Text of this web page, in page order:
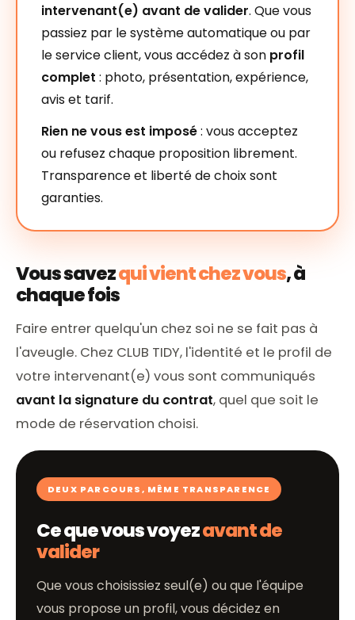
intervenant(e) avant de valider. Que vous
passiez par le système automatique ou par
le service client, vous accédez à son profil
complet : photo, présentation, expérience,
avis et tarif.
Rien ne vous est imposé: vous acceptez
ou refusez chaque proposition librement.
Transparence et liberté de choix sont
garanties.
Vous savezqui vient chez vous, à
chaque fois
Faire entrer quelqu'un chez soi ne se fait pas à
l'aveugle. Chez CLUB TIDY, l'identité et le profil de
votre intervenant(e) vous sont communiqués
avant la signature du contrat, quel que soit le
mode de réservation choisi.
DEUX PARCOURS, MÊME TRANSPARENCE
Ce que vous voyezavant de
valider
Que vous choisissiez seul(e) ou que l'équipe
vous propose un profil, vous décidez en